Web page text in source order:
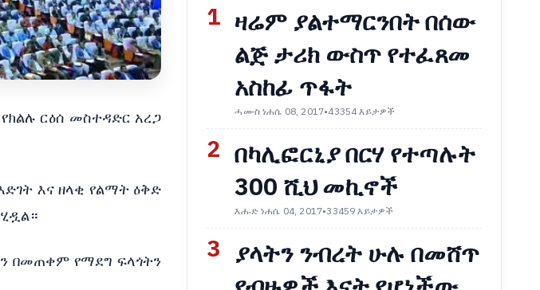
ርዕሰ መስተዳድር አረጋ
እና ዘላቂ የልማት ዕቅድ
በመጠቀም የማደግ ፍላጎትን
1 ዛሬም ያልተማርንበት በሰው
ልጅ ታሪክ ውስጥ የተፈጸመ
አስከፊ ጥፋት
ሓሙስ ነሐሴ 08, 2017•43354 እይታዎች
2 በካሊፎርኒያ በርሃ የተጣሉት
300 ሺህ መኪኖች
እሑድ ነሐሴ 04, 2017•33459 እይታዎች
3 ያላትን ንብረት ሁሉ በመሸጥ